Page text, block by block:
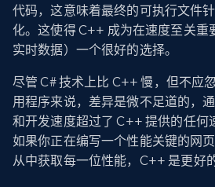
代码，这意味着最终的可执行文件
化。这使得 C++ 成为在速度至关重
实时数据）一个很好的选择。
尽管 C# 技术上比 C++ 慢，但不应
用程序来说，差异是微不足道的，
和开发速度超过了 C++ 提供的任何
如果你正在编写一个性能关键的网
从中获取每一位性能，C++ 是更好